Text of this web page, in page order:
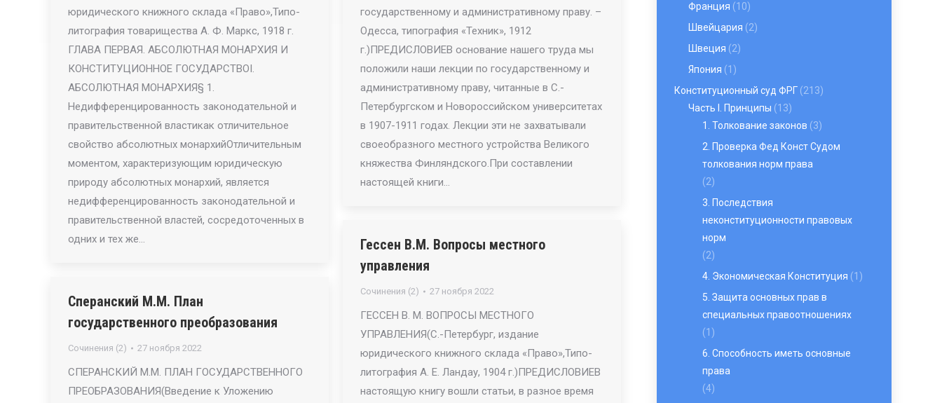
государственному и административному праву. –
Одесса, типография «Техник», 1912
г.)ПРЕДИСЛОВИЕВ основание нашего труда мы
положили наши лекции по государственному и
административному праву, читанные в С.-
Петербургском и Новороссийском университетах
в 1907-1911 годах. Лекции эти не захватывали
своеобразного местного устройства Великого
княжества Финляндского.При составлении
настоящей книги…
юридического книжного склада «Право»,Типо-
литография товарищества А. Ф. Маркс, 1918 г.
ГЛАВА ПЕРВАЯ. АБСОЛЮТНАЯ МОНАРХИЯ И
КОНСТИТУЦИОННОЕ ГОСУДАРСТВОI.
АБСОЛЮТНАЯ МОНАРХИЯ§ 1.
Недифференцированность законодательной и
правительственной властикак отличительное
свойство абсолютных монархийОтличительным
моментом, характеризующим юридическую
природу абсолютных монархий, является
недифференцированность законодательной и
правительственной властей, сосредоточенных в
одних и тех же…
Гессен В.М. Вопросы местного
управления
Сочинения (2) 27 ноября 2022
ГЕССЕН В. М. ВОПРОСЫ МЕСТНОГО
УПРАВЛЕНИЯ(С.-Петербург, издание
юридического книжного склада «Право»,Типо-
литография А. Е. Ландау, 1904 г.)ПРЕДИСЛОВИЕВ
настоящую книгу вошли статьи, в разное время
Сперанский М.М. План
государственного преобразования
Сочинения (2) 27 ноября 2022
СПЕРАНСКИЙ М.М. ПЛАН ГОСУДАРСТВЕННОГО
ПРЕОБРАЗОВАНИЯ(Введение к Уложению
Франция (10)
Швейцария (2)
Швеция (2)
Япония (1)
Конституционный суд ФРГ (213)
Часть I. Принципы (13)
1. Толкование законов (3)
2. Проверка Фед Конст Судом
толкования норм права
(2)
3. Последствия
неконституционности правовых
норм
(2)
4. Экономическая Конституция (1)
5. Защита основных прав в
специальных правоотношениях
(1)
6. Способность иметь основные
права
(4)